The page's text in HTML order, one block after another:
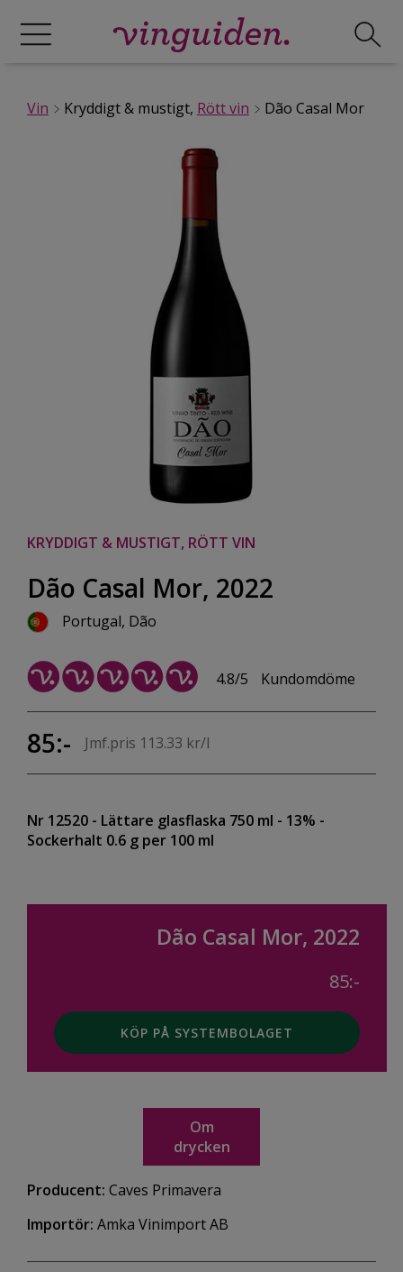
Vin Kryddigt & mustigt, Rött vin Dão Casal Mor
KRYDDIGT & MUSTIGT, RÖTT VIN
Dão Casal Mor, 2022
Portugal, Dão
4.8/5 Kundomdöme
85:- Jmf.pris 113.33 kr/l
Nr 12520 - Lättare glasflaska 750 ml - 13% -
Sockerhalt 0.6 g per 100 ml
Dão Casal Mor, 2022
85:-
KÖP PÅ SYSTEMBOLAGET
Om
drycken
Producent: Caves Primavera
Importör: Amka Vinimport AB